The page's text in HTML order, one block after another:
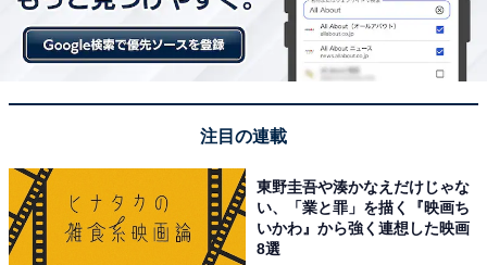
は「2足」となりましたが、3位を見ると女性が「3足」
（10.4％）、男性が「0足」（8.0％）という結果に。女
性の中には「6足以上」購入するという人もおり、女性
の方が靴の購入頻度が高いといえます。
また靴を購入する手段は「店舗かネットか」という質問
に対して、8割近くの人が「店舗」と回答。やはり実物
を見たり、試着をしたりする方が安心感は大きいですよ
注目の連載
東野圭吾や湊かなえだけじゃな
い、「業と罪」を描く『映画ち
いかわ』から強く連想した映画
8選